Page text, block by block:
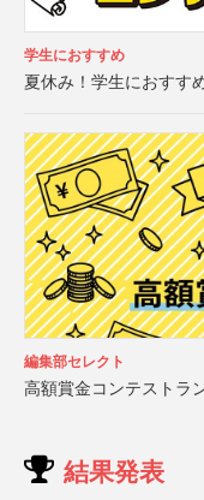
学生におすすめ
夏休み！学生におすす
編集部セレクト
高額賞金コンテストラ
結果発表